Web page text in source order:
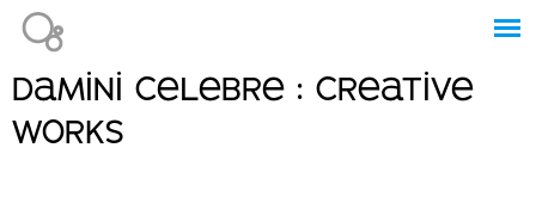
Main
menu
damini celebre : creative
works